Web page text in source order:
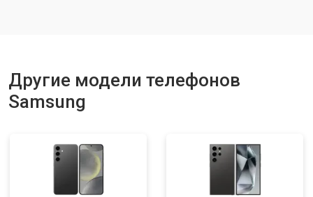
Другие модели телефонов
Samsung